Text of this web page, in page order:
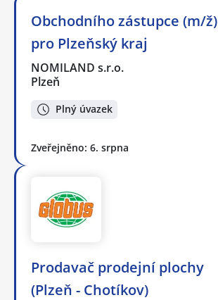
Obchodního zástupce (m/ž)
pro Plzeňský kraj
NOMILAND s.r.o.
Plzeň
Plný úvazek
Zveřejněno: 6. srpna
Prodavač prodejní plochy
(Plzeň - Chotíkov)